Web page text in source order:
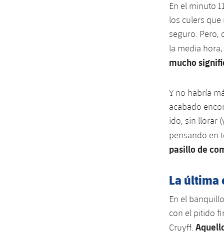
En el minuto
los culers
seguro. Pero,
la media
mucho
Y no habría
acabado
ido, sin llorar
pensando en
pasillo de
La última
En el
con el pitido
Cruyff.